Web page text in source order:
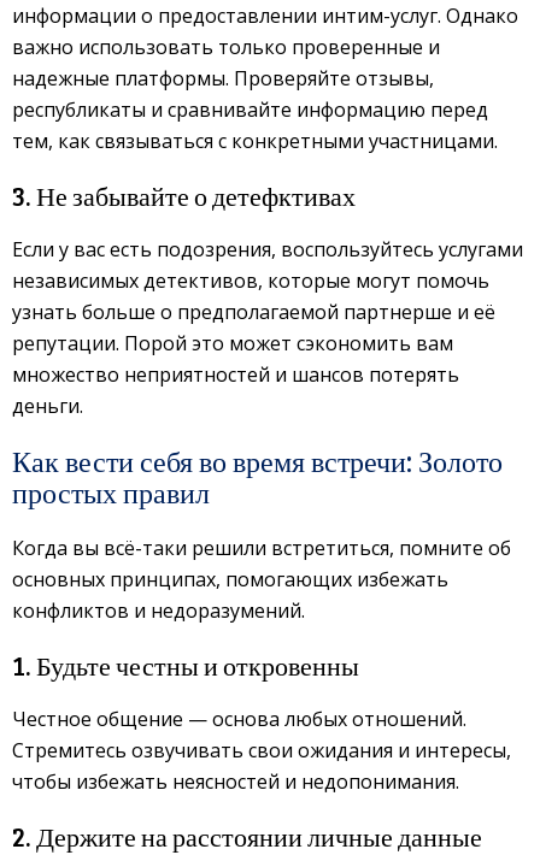
информации о предоставлении интим-услуг. Однако
важно использовать только проверенные и
надежные платформы. Проверяйте отзывы,
республикаты и сравнивайте информацию перед
тем, как связываться с конкретными участницами.
3. Не забывайте о детефктивах
Если у вас есть подозрения, воспользуйтесь услугами
независимых детективов, которые могут помочь
узнать больше о предполагаемой партнерше и её
репутации. Порой это может сэкономить вам
множество неприятностей и шансов потерять
деньги.
Как вести себя во время встречи: Золото
простых правил
Когда вы всё-таки решили встретиться, помните об
основных принципах, помогающих избежать
конфликтов и недоразумений.
1. Будьте честны и откровенны
Честное общение — основа любых отношений.
Стремитесь озвучивать свои ожидания и интересы,
чтобы избежать неясностей и недопонимания.
2. Держите на расстоянии личные данные